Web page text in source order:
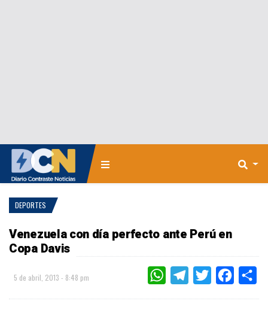
DEPORTES
Venezuela con día perfecto ante Perú en
Copa Davis
5 de abril, 2013 - 8:48 pm WHATSAPPTELEGRAMTWITTER